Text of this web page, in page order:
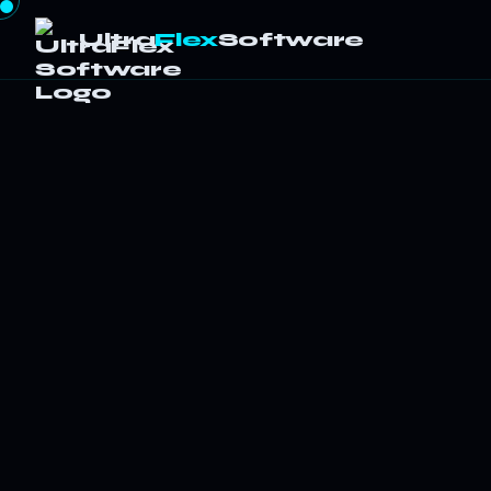
UltraFlexSoftware